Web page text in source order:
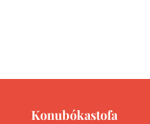
Konubókastofa